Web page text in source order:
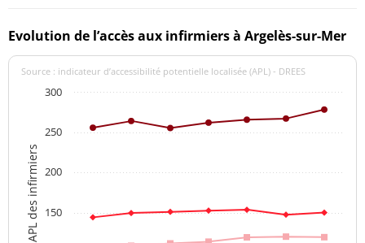
Evolution de l’accès aux infirmiers à Argelès-sur-Mer
APL des infirmiers
Source : indicateur d’accessibilité potentielle localisée (APL) - DREES
150
200
250
300